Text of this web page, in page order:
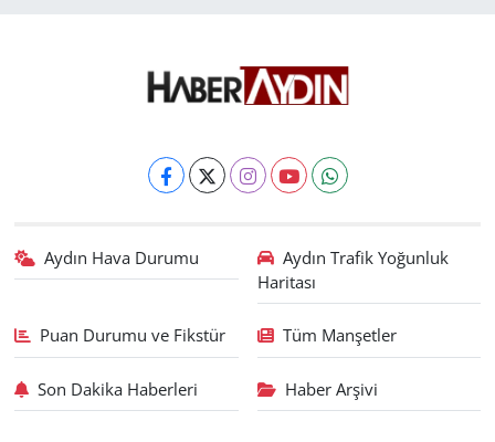
Aydın Hava Durumu
Aydın Trafik Yoğunluk
Haritası
Puan Durumu ve Fikstür Tüm Manşetler
Son Dakika Haberleri Haber Arşivi